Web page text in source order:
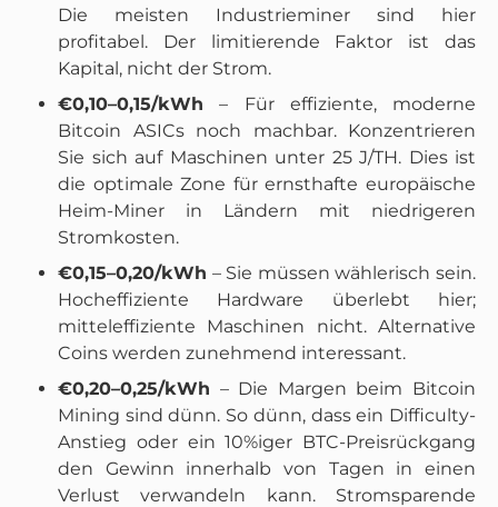
Die meisten Industrieminer sind hier
profitabel. Der limitierende Faktor ist das
Kapital, nicht der Strom.
€0,10–0,15/kWh – Für effiziente, moderne
Bitcoin ASICs noch machbar. Konzentrieren
Sie sich auf Maschinen unter 25 J/TH. Dies ist
die optimale Zone für ernsthafte europäische
Heim-Miner in Ländern mit niedrigeren
Stromkosten.
€0,15–0,20/kWh – Sie müssen wählerisch sein.
Hocheffiziente Hardware überlebt hier;
mitteleffiziente Maschinen nicht. Alternative
Coins werden zunehmend interessant.
€0,20–0,25/kWh – Die Margen beim Bitcoin
Mining sind dünn. So dünn, dass ein Difficulty-
Anstieg oder ein 10%iger BTC-Preisrückgang
den Gewinn innerhalb von Tagen in einen
Verlust verwandeln kann. Stromsparende